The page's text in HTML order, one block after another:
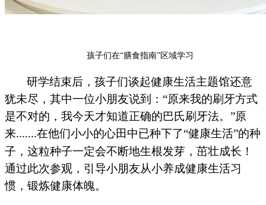
孩子们在“膳食指南”区域学习
研学结束后，孩子们谈起健康生活主题馆还意
犹未尽，其中一位小朋友说到： “原来我的刷牙方式
是不对的，我今天才知道正确的巴氏刷牙法。”原
来.......在他们小小的心田中已种下了“健康生活”的种
子，这粒种子一定会不断地生根发芽，茁壮成长！
通过此次参观，引导小朋友从小养成健康生活习
惯，锻炼健康体魄。